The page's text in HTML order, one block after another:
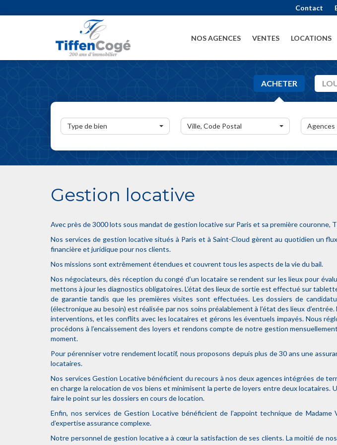
Contact
NOS AGENCES VENTES LOCATIONS
ACHETER
Type de bien Ville, Code Postal Agences
Gestion locative
Avec près de 3000 lots sous mandat de gestion locative sur Paris et sa première
Nos services de gestion locative situés à Paris et à Saint-Cloud gèrent au quotidien un
financière et juridique pour nos clients.
Nos missions sont extrêmement étendues et couvrent tous les aspects de la vie du bail.
Nos négociateurs, dès réception du congé d’un locataire se rendent sur les lieux pour
mettons à jour les diagnostics obligatoires. L’état des lieux de sortie est effectué sur
de garantie tandis que les premières visites sont effectuées. Les dossiers de
(électronique au besoin) est réalisée par nos soins préalablement à l’état des lieux
interventions, et les conflits avec les locataires et gérons les éventuels impayés. Nous
procédons à l’encaissement des loyers et rendons compte de notre gestion
moment.
Pour pérenniser votre rendement locatif, nous proposons depuis plus de 30 ans une
locataires.
Nos services Gestion Locative bénéficient du recours à nos deux agences intégrées de
en charge la relocation de vos biens et minimisent la perte de loyers entre deux
faire le point sur les dossiers en cours de location.
Enfin, nos services de Gestion Locative bénéficient de l’appoint technique de
d’expertise assurance complexe.
Notre personnel de gestion locative a à cœur la satisfaction de ses clients. La moitié de